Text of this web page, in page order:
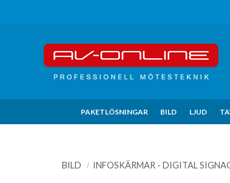
PAKETLÖSNINGAR BILD LJUD
BILD INFOSKÄRMAR - DIGITAL